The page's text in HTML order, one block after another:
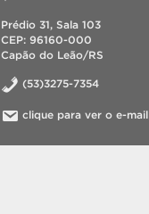
Prédio 31, Sala 103
CEP: 96160-000
Capão do Leão/RS
(53)3275-7354
clique para ver o e-mail